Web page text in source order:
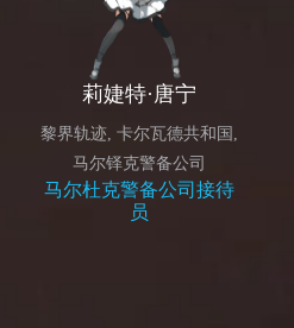
莉婕特·唐宁
黎界轨迹, 卡尔瓦德共和国 ,
马尔铎克警备公司
马尔杜克警备公司接待
员